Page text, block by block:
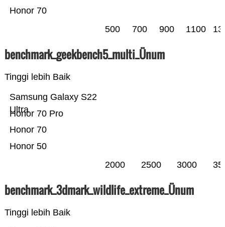
Honor 70
500 700 900 1100
benchmark_geekbench5_multi_Ünum
Tinggi lebih Baik
Honor 50
Honor 70
Honor 70 Pro
Samsung Galaxy S22
Ultra
2000 2500 3000
benchmark_3dmark_wildlife_extreme_Ünum
Tinggi lebih Baik